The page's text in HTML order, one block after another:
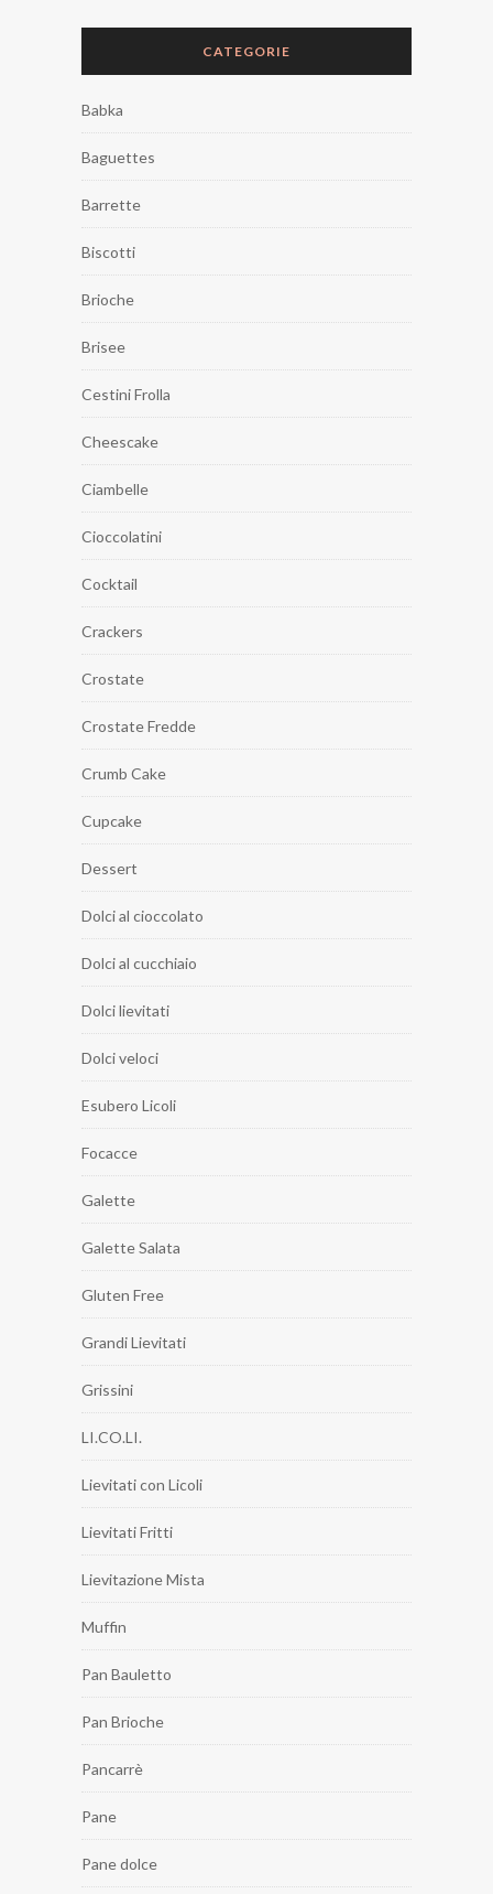
CATEGORIE
Babka
Baguettes
Barrette
Biscotti
Brioche
Brisee
Cestini Frolla
Cheescake
Ciambelle
Cioccolatini
Cocktail
Crackers
Crostate
Crostate Fredde
Crumb Cake
Cupcake
Dessert
Dolci al cioccolato
Dolci al cucchiaio
Dolci lievitati
Dolci veloci
Esubero Licoli
Focacce
Galette
Galette Salata
Gluten Free
Grandi Lievitati
Grissini
LI.CO.LI.
Lievitati con Licoli
Lievitati Fritti
Lievitazione Mista
Muffin
Pan Bauletto
Pan Brioche
Pancarrè
Pane
Pane dolce